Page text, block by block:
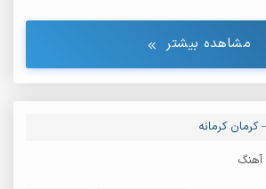
مشاهده بیشتر
کرمانه